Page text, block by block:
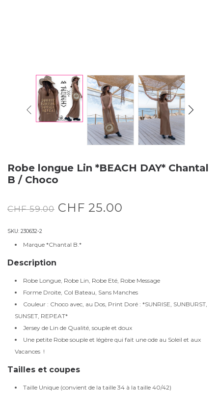
Robe longue Lin *BEACH DAY* Chantal
B / Choco
CHF59.00 CHF 25.00
SKU: 230632-2
Marque *Chantal B.*
Description
Robe Longue, Robe Lin, Robe Eté, Robe Message
Forme Droite, Col Bateau, Sans Manches
Couleur : Choco avec, au Dos, Print Doré : *SUNRISE, SUNBURST,
SUNSET, REPEAT*
Jersey de Lin de Qualité, souple et doux
Une petite Robe souple et légère qui fait une ode au Soleil et aux
Vacances !
Tailles et coupes
Taille Unique (convient de la taille 34 à la taille 40/42)